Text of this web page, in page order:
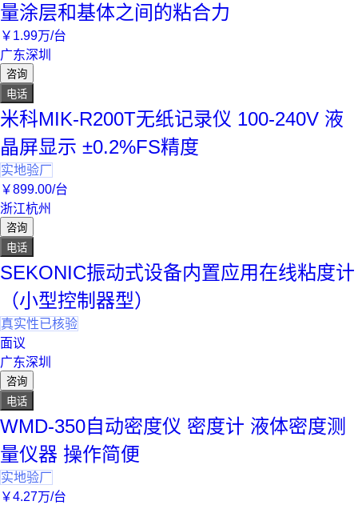
量涂层和基体之间的粘合力
￥ 1.99万/台
广东深圳
咨询
电话
米科MIK-R200T无纸记录仪 100-240V 液
晶屏显示 ±0.2%FS精度
实地验厂
￥899.00/台
浙江杭州
咨询
电话
SEKONIC振动式设备内置应用在线粘度计
（小型控制器型）
真实性已核验
面议
广东深圳
咨询
电话
WMD-350自动密度仪 密度计 液体密度测
量仪器 操作简便
实地验厂
￥4.27万/台